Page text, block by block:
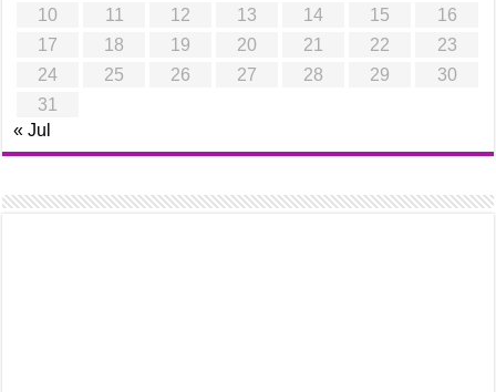
10
11 12 13 14 15
16
17
18 19 20 21 22
23
24
25 26 27 28 29
30
31
« Jul